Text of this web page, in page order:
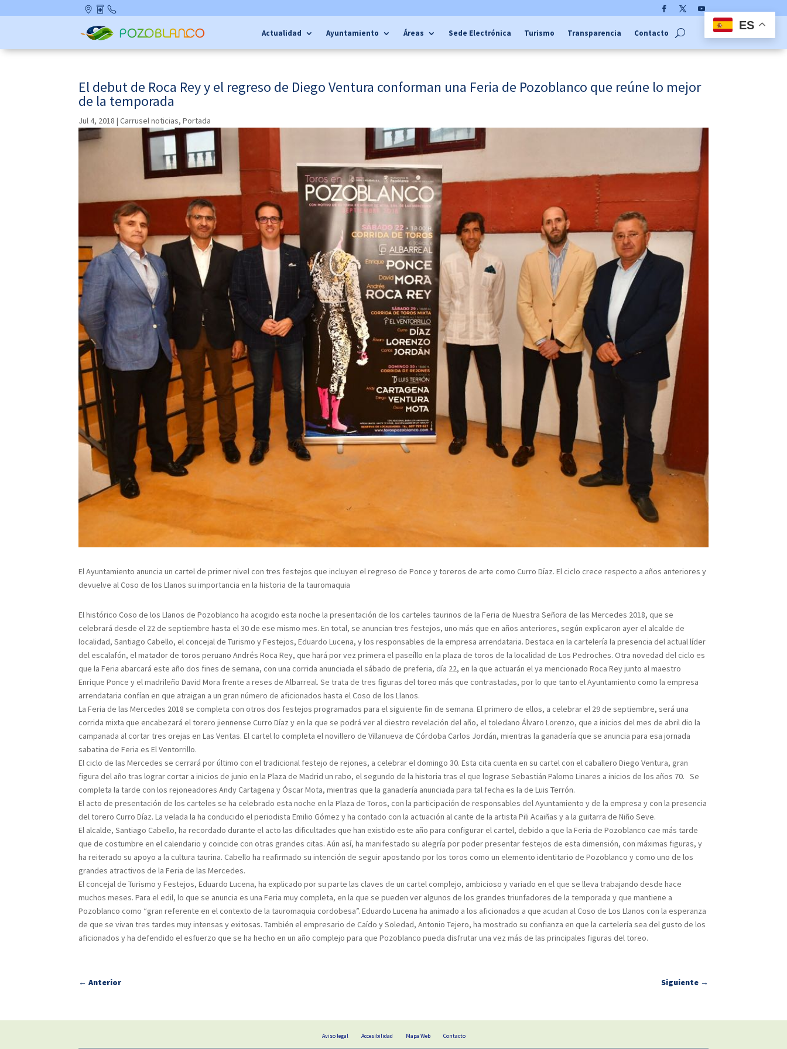
to
Ubicació
n
Farmaci
as de
Contact
o
YouTube
Actualidad
Ayuntamiento Áreas Sede Electrónica Turismo Transparencia Contacto
El debut de Roca Rey y el regreso de Diego Ventura conforman una Feria de Pozoblanco que reúne lo mejor
de la temporada
Jul 4, 2018 |Carrusel noticias,Portada
El Ayuntamiento anuncia un cartel de primer nivel con tres festejos que incluyen el regreso de Ponce y toreros de arte como Curro Díaz. El ciclo crece respecto a años anteriores y
devuelve al Coso de los Llanos su importancia en la historia de la tauromaquia
El histórico Coso de los Llanos de Pozoblanco ha acogido esta noche la presentación de los carteles taurinos de la Feria de Nuestra Señora de las Mercedes 2018, que se
celebrará desde el 22 de septiembre hasta el 30 de ese mismo mes. En total, se anuncian tres festejos, uno más que en años anteriores, según explicaron ayer el alcalde de
localidad, Santiago Cabello, el concejal de Turismo y Festejos, Eduardo Lucena, y los responsables de la empresa arrendataria. Destaca en la cartelería la presencia del actual líder
del escalafón, el matador de toros peruano Andrés Roca Rey, que hará por vez primera el paseíllo en la plaza de toros de la localidad de Los Pedroches. Otra novedad del ciclo es
que la Feria abarcará este año dos fines de semana, con una corrida anunciada el sábado de preferia, día 22, en la que actuarán el ya mencionado Roca Rey junto al maestro
Enrique Ponce y el madrileño David Mora frente a reses de Albarreal. Se trata de tres figuras del toreo más que contrastadas, por lo que tanto el Ayuntamiento como la empresa
arrendataria confían en que atraigan a un gran número de aficionados hasta el Coso de los Llanos.
La Feria de las Mercedes 2018 se completa con otros dos festejos programados para el siguiente fin de semana. El primero de ellos, a celebrar el 29 de septiembre, será una
corrida mixta que encabezará el torero jiennense Curro Díaz y en la que se podrá ver al diestro revelación del año, el toledano Álvaro Lorenzo, que a inicios del mes de abril dio la
campanada al cortar tres orejas en Las Ventas. El cartel lo completa el novillero de Villanueva de Córdoba Carlos Jordán, mientras la ganadería que se anuncia para esa jornada
sabatina de Feria es El Ventorrillo.
El ciclo de las Mercedes se cerrará por último con el tradicional festejo de rejones, a celebrar el domingo 30. Esta cita cuenta en su cartel con el caballero Diego Ventura, gran
figura del año tras lograr cortar a inicios de junio en la Plaza de Madrid un rabo, el segundo de la historia tras el que lograse Sebastián Palomo Linares a inicios de los años 70. Se
completa la tarde con los rejoneadores Andy Cartagena y Óscar Mota, mientras que la ganadería anunciada para tal fecha es la de Luis Terrón.
El acto de presentación de los carteles se ha celebrado esta noche en la Plaza de Toros, con la participación de responsables del Ayuntamiento y de la empresa y con la presencia
del torero Curro Díaz. La velada la ha conducido el periodista Emilio Gómez y ha contado con la actuación al cante de la artista Pili Acaiñas y a la guitarra de Niño Seve.
El alcalde, Santiago Cabello, ha recordado durante el acto las dificultades que han existido este año para configurar el cartel, debido a que la Feria de Pozoblanco cae más tarde
que de costumbre en el calendario y coincide con otras grandes citas. Aún así, ha manifestado su alegría por poder presentar festejos de esta dimensión, con máximas figuras, y
ha reiterado su apoyo a la cultura taurina. Cabello ha reafirmado su intención de seguir apostando por los toros como un elemento identitario de Pozoblanco y como uno de los
grandes atractivos de la Feria de las Mercedes.
El concejal de Turismo y Festejos, Eduardo Lucena, ha explicado por su parte las claves de un cartel complejo, ambicioso y variado en el que se lleva trabajando desde hace
muchos meses. Para el edil, lo que se anuncia es una Feria muy completa, en la que se pueden ver algunos de los grandes triunfadores de la temporada y que mantiene a
Pozoblanco como “gran referente en el contexto de la tauromaquia cordobesa”. Eduardo Lucena ha animado a los aficionados a que acudan al Coso de Los Llanos con la esperanza
de que se vivan tres tardes muy intensas y exitosas. También el empresario de Caído y Soledad, Antonio Tejero, ha mostrado su confianza en que la cartelería sea del gusto de los
aficionados y ha defendido el esfuerzo que se ha hecho en un año complejo para que Pozoblanco pueda disfrutar una vez más de las principales figuras del toreo.
←Anterior Siguiente→
Aviso legal Accesibilidad Mapa Web Contacto
ES